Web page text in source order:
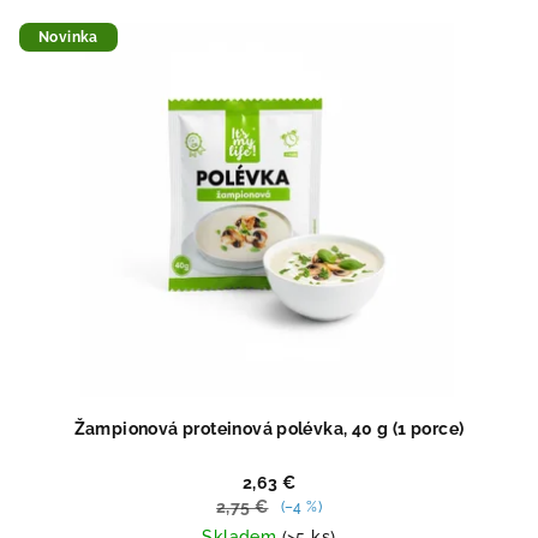
Novinka
Žampionová proteinová polévka, 40 g (1 porce)
2,63 €
2,75 €
(–4 %)